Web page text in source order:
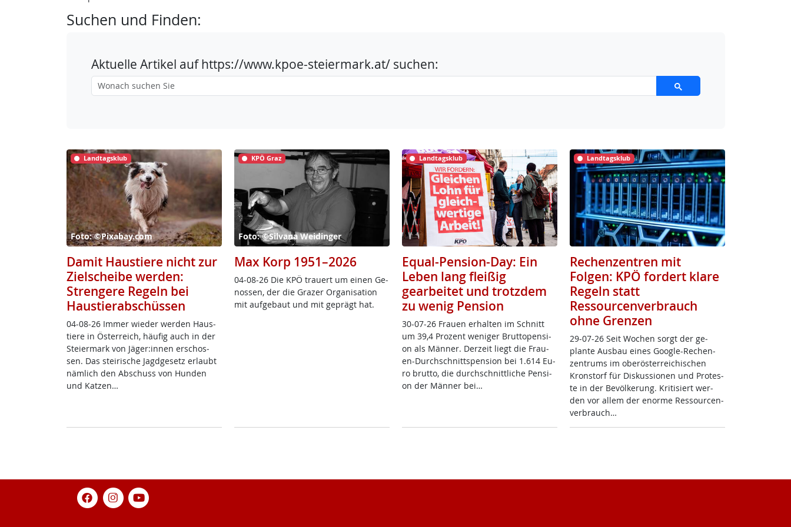
Suchen und Finden:
Aktuelle Artikel auf https://www.kpoe-steiermark.at/ suchen:
Landtagsklub
Foto: ©Pixabay.com
Damit Haustiere nicht zur
Zielscheibe werden:
Strengere Regeln bei
Haustierabschüssen
04-08-26 Im­mer wie­der wer­den Haus­
tie­re in Ös­t­er­reich, häu­fig auch in der
Stei­er­mark von Jä­ger:in­nen er­schos­
sen. Das stei­ri­sche Jagd­ge­setz er­laubt
näm­lich den Ab­schuss von Hun­den
und Kat­zen…
KPÖ Graz
Foto: ©Silvana Weidinger
Max Korp 1951–2026
04-08-26 Die KPÖ trau­ert um ei­nen Ge­
nos­sen, der die Gra­zer Or­ga­ni­sa­ti­on
mit auf­ge­baut und mit ge­prägt hat.
Landtagsklub
Equal-Pension-Day: Ein
Leben lang fleißig
gearbeitet und trotzdem
zu wenig Pension
30-07-26 Frau­en er­hal­ten im Schnitt
um 39,4 Pro­zent we­ni­ger Brut­to­pen­si­
on als Män­ner. Der­zeit liegt die Frau­
en-Durch­schnitt­s­pen­si­on bei 1.614 Eu­
ro brut­to, die durch­schnitt­li­che Pen­si­
on der Män­ner bei…
Landtagsklub
Rechenzentren mit
Folgen: KPÖ fordert klare
Regeln statt
Ressourcenverbrauch
ohne Grenzen
29-07-26 Seit Wo­chen sorgt der ge­
plan­te Aus­bau ei­nes Goog­le-Re­chen­
zen­trums im ober­ös­t­er­rei­chi­schen
Kron­s­torf für Dis­kus­sio­nen und Pro­tes­
te in der Be­völ­ke­rung. Kri­ti­siert wer­
den vor al­lem der enor­me Res­sour­cen­
ver­brauch…